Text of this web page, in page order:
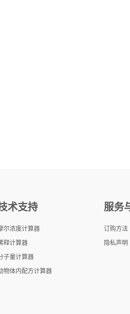
术支持
尔浓度计算器
释计算器
子量计算器
物体内配方计算器
服务
订购方法
隐私声明